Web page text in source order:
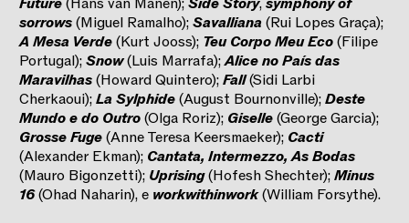
Future(Hans van Manen);Side Story,symphony of
sorrows(Miguel Ramalho);Savalliana(Rui Lopes Graça);
A Mesa Verde(Kurt Jooss); Teu Corpo Meu Eco(Filipe
Portugal);Snow(Luis Marrafa);Alice no País das
Maravilhas(Howard Quintero);Fall(Sidi Larbi
Cherkaoui);La Sylphide(August Bournonville);Deste
Mundo e do Outro(Olga Roriz); Giselle(George Garcia);
Grosse Fuge(Anne Teresa Keersmaeker); Cacti
(Alexander Ekman); Cantata, Intermezzo, As Bodas
(Mauro Bigonzetti); Uprising(Hofesh Shechter);Minus
16(Ohad Naharin), e workwithinwork(William Forsythe).